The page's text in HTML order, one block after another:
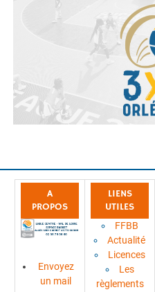
A
PROPOS
Envoyez
un mail
LIENS
UTILES
FFBB
Actualité
Licences
Les
règlements